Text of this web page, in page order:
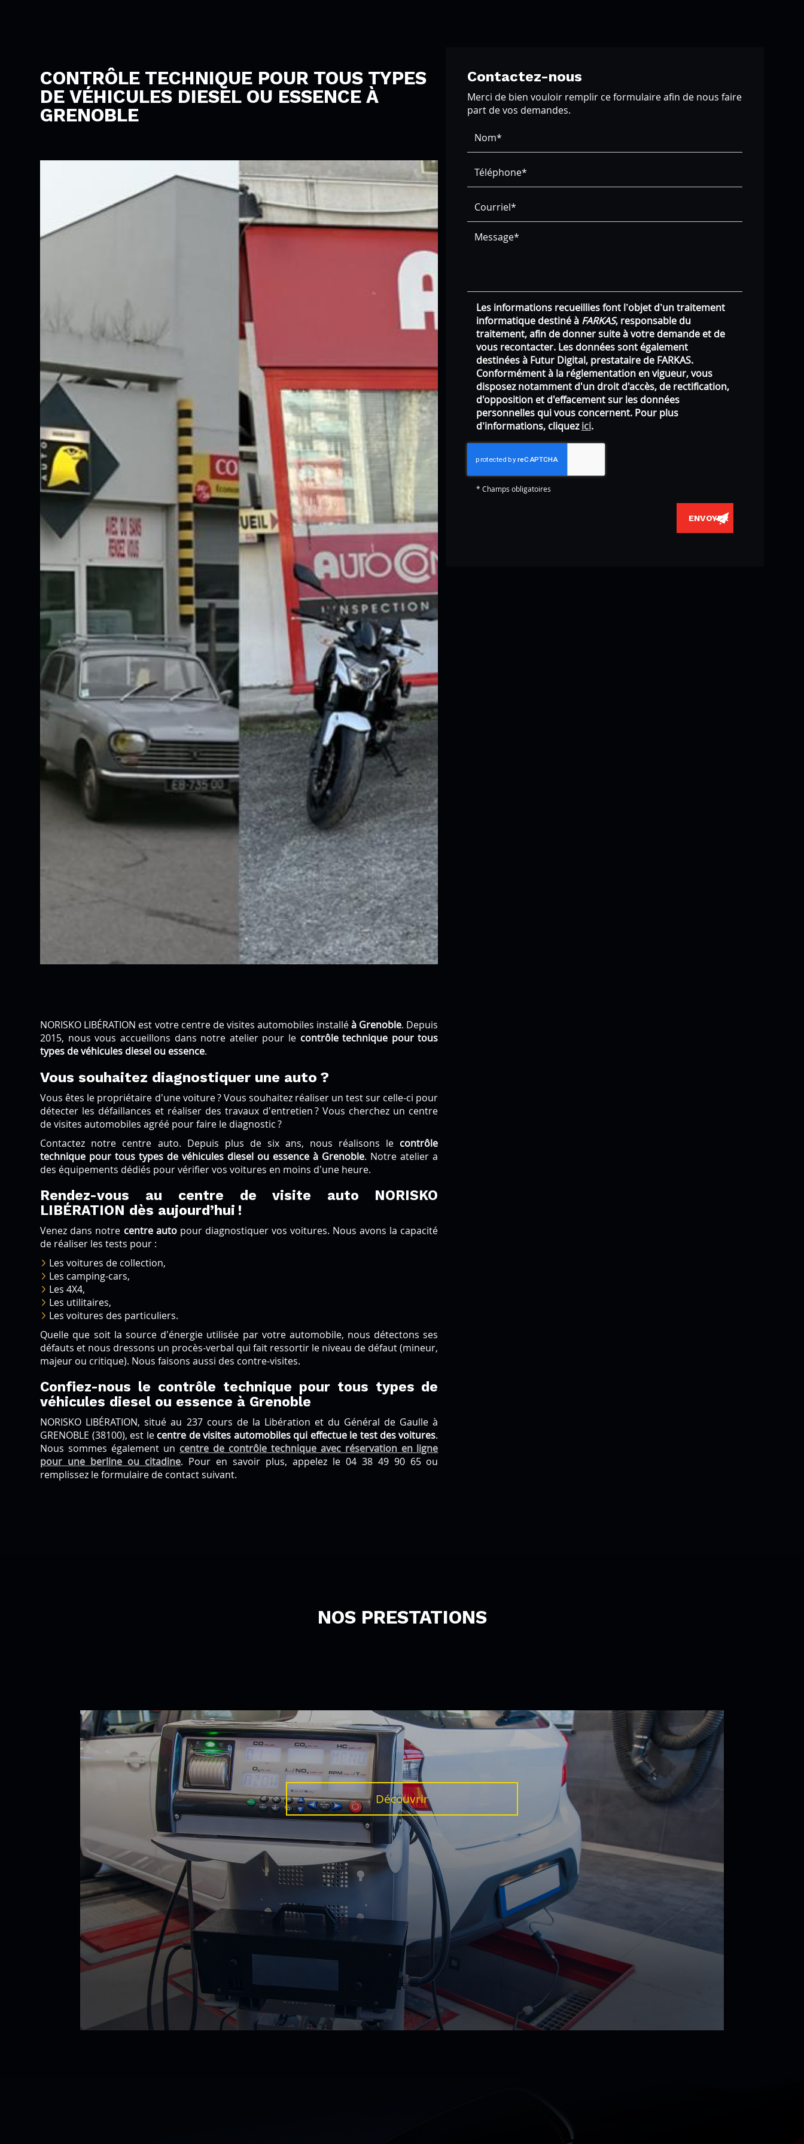
CONTRÔLE TECHNIQUE POUR TOUS TYPES
DE VÉHICULES DIESEL OU ESSENCE À
GRENOBLE
NORISKO LIBÉRATION est votre centre de visites automobiles installéà Grenoble. Depuis
2015, nous vous accueillons dans notre atelier pour le contrôle technique pour tous
types de véhicules diesel ou essence.
Vous souhaitez diagnostiquer une auto ?
Vous êtes le propriétaire d’une voiture ? Vous souhaitez réaliser un test sur celle-ci pour
détecter les défaillances et réaliser des travaux d’entretien ? Vous cherchez un centre
de visites automobiles agréé pour faire le diagnostic ?
Contactez notre centre auto. Depuis plus de six ans, nous réalisons le contrôle
technique pour tous types de véhicules diesel ou essence à Grenoble. Notre atelier a
des équipements dédiés pour vérifier vos voitures en moins d’une heure.
Rendez-vous au centre de visite auto NORISKO
LIBÉRATION dès aujourd’hui !
Venez dans notre centre auto pour diagnostiquer vos voitures. Nous avons la capacité
de réaliser les tests pour :
Les voitures de collection,
Les camping-cars,
Les 4X4,
Les utilitaires,
Les voitures des particuliers.
Quelle que soit la source d’énergie utilisée par votre automobile, nous détectons ses
défauts et nous dressons un procès-verbal qui fait ressortir le niveau de défaut (mineur,
majeur ou critique). Nous faisons aussi des contre-visites.
Confiez-nous le contrôle technique pour tous types de
véhicules diesel ou essence à Grenoble
NORISKO LIBÉRATION, situé au 237 cours de la Libération et du Général de Gaulle à
GRENOBLE (38100), est le centre de visites automobiles qui effectue le test des voitures.
Nous sommes également un centre de contrôle technique avec réservation en ligne
pour une berline ou citadine. Pour en savoir plus, appelez le 04 38 49 90 65 ou
remplissez le formulaire de contact suivant.
Contactez-nous
Merci de bien vouloir remplir ce formulaire afin de nous faire
part de vos demandes.
Les informations recueillies font l’objet d’un traitement
informatique destiné àFARKAS, responsable du
traitement, afin de donner suite à votre demande et de
vous recontacter. Les données sont également
destinées à Futur Digital, prestataire de FARKAS.
Conformément à la réglementation en vigueur, vous
disposez notamment d'un droit d'accès, de rectification,
d'opposition et d'effacement sur les données
personnelles qui vous concernent. Pour plus
d’informations, cliquezici.
* Champs obligatoires
NOS PRESTATIONS
Découvrir